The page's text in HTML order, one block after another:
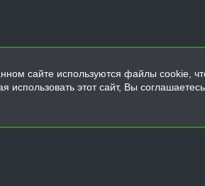
сайте используются файлы cookie,
использовать этот сайт, Вы